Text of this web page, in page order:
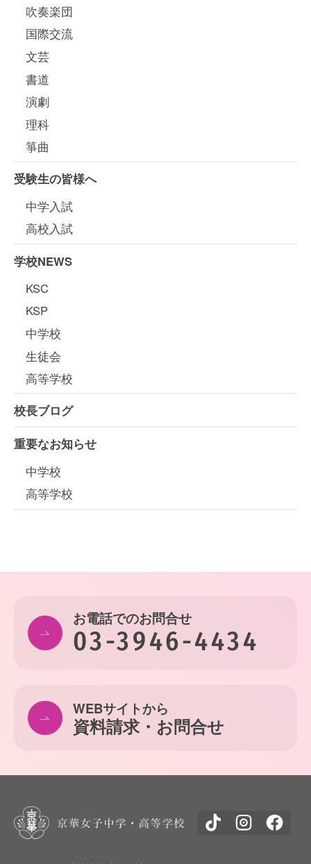
吹奏楽団
国際交流
文芸
書道
演劇
理科
箏曲
受験生の皆様へ
中学入試
高校入試
学校NEWS
KSC
KSP
中学校
生徒会
高等学校
校長ブログ
重要なお知らせ
中学校
高等学校
お電話でのお問合せ
03-3946-4434
WEBサイトから
資料請求・お問合せ